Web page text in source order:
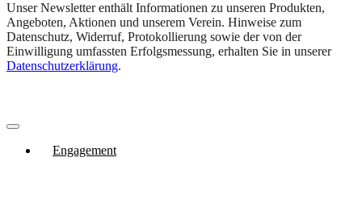
Unser Newsletter enthält Informationen zu unseren Produkten,
Angeboten, Aktionen und unserem Verein. Hinweise zum
Datenschutz, Widerruf, Protokollierung sowie der von der
Einwilligung umfassten Erfolgsmessung, erhalten Sie in unserer
Datenschutzerklärung.
Engagement